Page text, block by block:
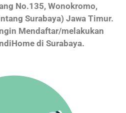
No.135, Wonokromo,
Surabaya) Jawa Timur.
Mendaftar/melakukan
di Surabaya.